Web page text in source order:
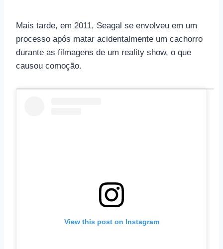
Mais tarde, em 2011, Seagal se envolveu em um
processo após matar acidentalmente um cachorro
durante as filmagens de um reality show, o que
causou comoção.
View this post on Instagram